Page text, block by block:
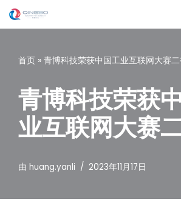
跳
首页 » 青博科技荣获中国工业互联网大赛
青博科技荣获
业互联网大赛
由 huang.yanli 2023年11月17日